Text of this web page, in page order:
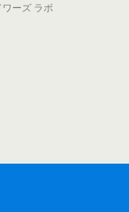
ーズ ラボ